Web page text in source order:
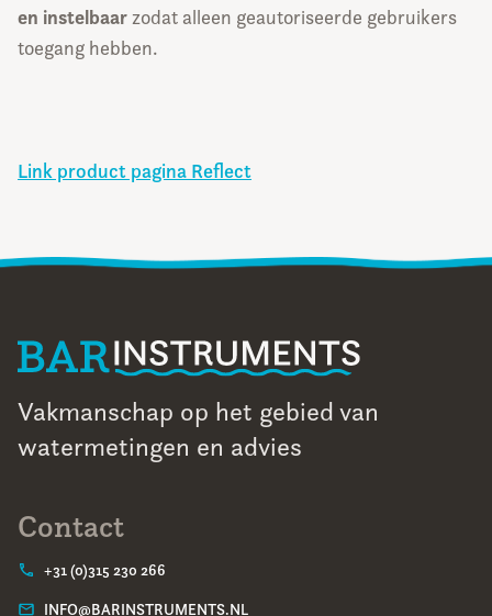
en instelbaar zodat alleen geautoriseerde gebruikers
toegang hebben.
Link product pagina Reflect
Vakmanschap op het gebied van
watermetingen en advies
Contact
+31 (0)315 230 266
INFO@BARINSTRUMENTS.NL